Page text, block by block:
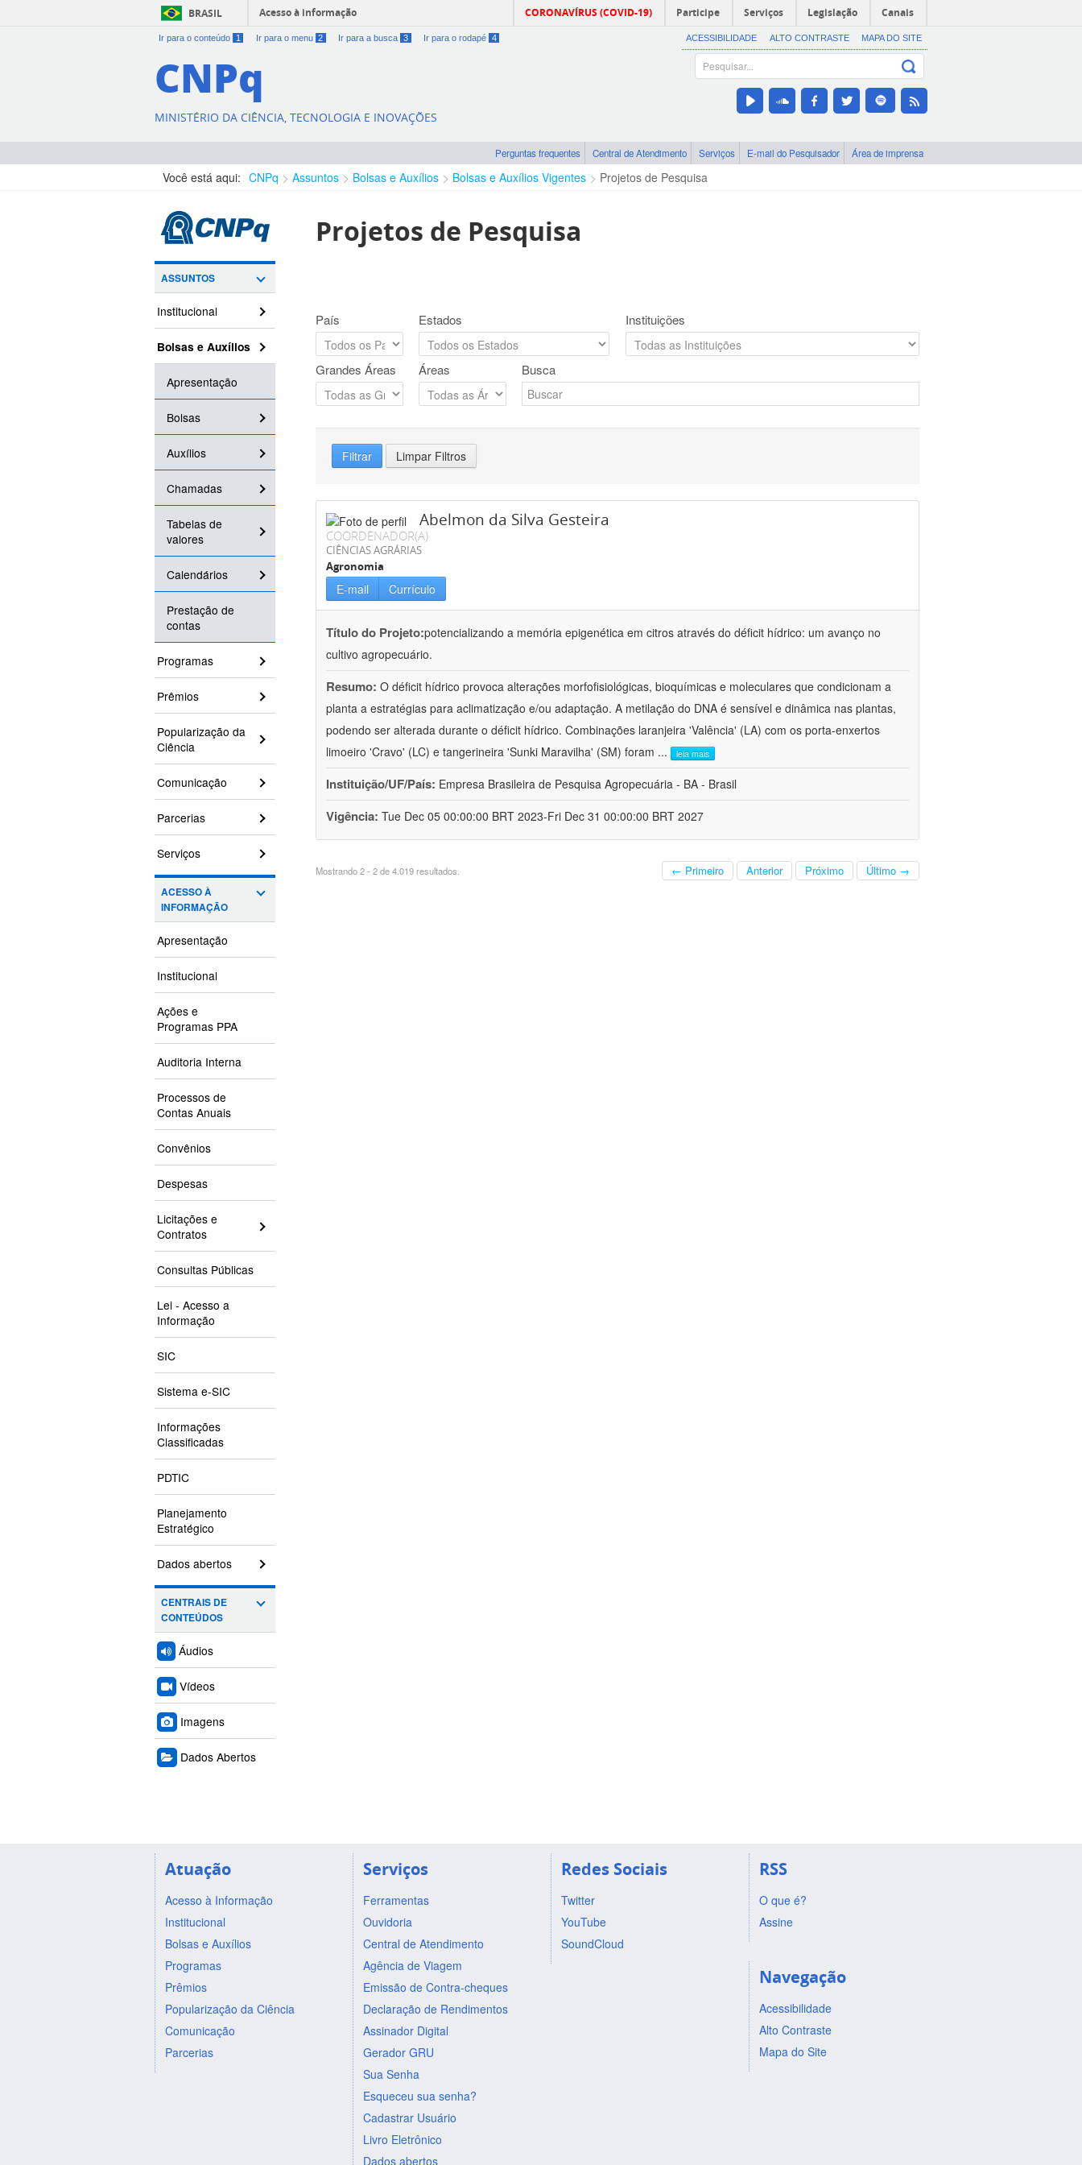
BRASIL Acesso à informação CORONAVÍRUS (COVID-19) Participe Serviços Legislação Canais
Ir para o conteúdo 1 Ir para o menu 2 Ir para a busca 3 Ir para o rodapé 4 ACESSIBILIDADE ALTO CONTRASTE MAPA DO SITE
CNPq
MINISTÉRIO DA CIÊNCIA, TECNOLOGIA E INOVAÇÕES
Perguntas frequentes Central de Atendimento Serviços E-mail do Pesquisador Área de imprensa
Você está aqui: CNPq Assuntos Bolsas e Auxílios Bolsas e Auxílios Vigentes Projetos de Pesquisa
ASSUNTOS
Institucional
Bolsas e Auxílios
Apresentação
Bolsas
Auxílios
Chamadas
Tabelas de
valores
Calendários
Prestação de
contas
Programas
Prêmios
Popularização da
Ciência
Comunicação
Parcerias
Serviços
ACESSO À
INFORMAÇÃO
Apresentação
Institucional
Ações e
Programas PPA
Auditoria Interna
Processos de
Contas Anuais
Convênios
Despesas
Licitações e
Contratos
Consultas Públicas
Lei - Acesso a
Informação
SIC
Sistema e-SIC
Informações
Classificadas
PDTIC
Planejamento
Estratégico
Dados abertos
CENTRAIS DE
CONTEÚDOS
Áudios
Vídeos
Imagens
Dados Abertos
Projetos de Pesquisa
País Estados Instituições
Grandes Áreas Áreas Busca
Filtrar Limpar Filtros
Abelmon da Silva Gesteira
COORDENADOR(A)
CIÊNCIAS AGRÁRIAS
Agronomia
E-mail Currículo
Título do Projeto:potencializando a memória epigenética em citros através do déficit hídrico: um avanço no
cultivo agropecuário.
Resumo: O déficit hídrico provoca alterações morfofisiológicas, bioquímicas e moleculares que condicionam a
planta a estratégias para aclimatização e/ou adaptação. A metilação do DNA é sensível e dinâmica nas plantas,
podendo ser alterada durante o déficit hídrico. Combinações laranjeira 'Valência' (LA) com os porta-enxertos
limoeiro 'Cravo' (LC) e tangerineira 'Sunki Maravilha' (SM) foram ... leia mais
Instituição/UF/País: Empresa Brasileira de Pesquisa Agropecuária - BA - Brasil
Vigência: Tue Dec 05 00:00:00 BRT 2023-Fri Dec 31 00:00:00 BRT 2027
Mostrando 2 - 2 de 4.019 resultados. ← Primeiro Anterior Próximo Último →
Atuação
Acesso à Informação
Institucional
Bolsas e Auxílios
Programas
Prêmios
Popularização da Ciência
Comunicação
Parcerias
Serviços
Ferramentas
Ouvidoria
Central de Atendimento
Agência de Viagem
Emissão de Contra-cheques
Declaração de Rendimentos
Assinador Digital
Gerador GRU
Sua Senha
Esqueceu sua senha?
Cadastrar Usuário
Livro Eletrônico
Dados abertos
Redes Sociais
Twitter
YouTube
SoundCloud
RSS
O que é?
Assine
Navegação
Acessibilidade
Alto Contraste
Mapa do Site